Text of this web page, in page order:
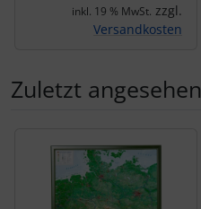
inkl. 19 % MwSt. zzgl.
Versandkosten
Zuletzt angesehen